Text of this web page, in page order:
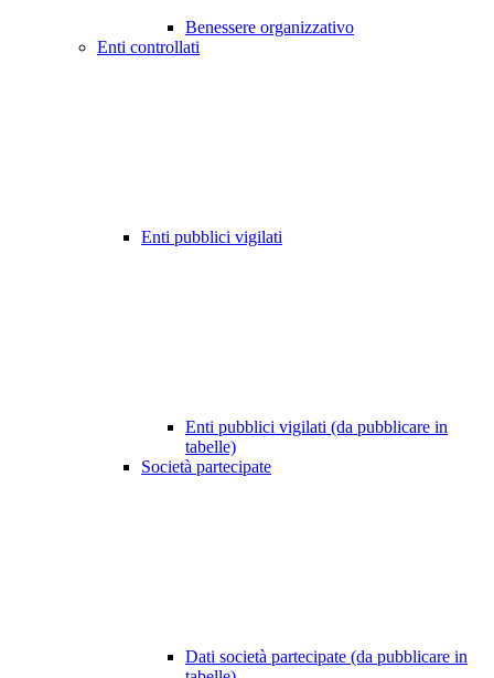
Benessere organizzativo
Enti controllati
Enti pubblici vigilati
Enti pubblici vigilati (da pubblicare in
tabelle)
Società partecipate
Dati società partecipate (da pubblicare in